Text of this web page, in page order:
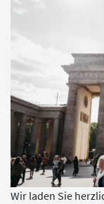
Wir laden Sie